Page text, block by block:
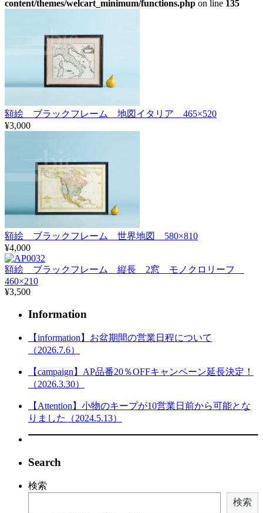
content/themes/welcart_minimum/functions.php on line 135
額絵 ブラックフレーム 地図イタリア 465×520
¥3,000
額絵 ブラックフレーム 世界地図 580×810
¥4,000
額絵 ブラックフレーム 縦長 2窓 モノクロリーフ
460×210
¥3,500
Information
【information】お盆期間の営業日程について
（2026.7.6）
【campaign】AP品番20％OFFキャンペーン延長決定！
（2026.3.30）
【Attention】小物のキープが10営業日前から可能とな
りました（2024.5.13）
Search
検索
検索